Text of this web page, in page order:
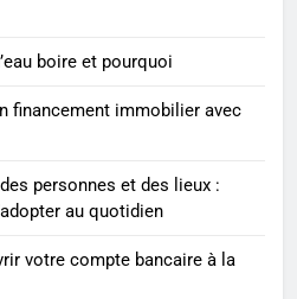
perdre du poids
et durable
ÊTRE
chronique de l’oreille :
boire et pourquoi
financement immobilier avec
personnes et des lieux :
au quotidien
votre compte bancaire à la